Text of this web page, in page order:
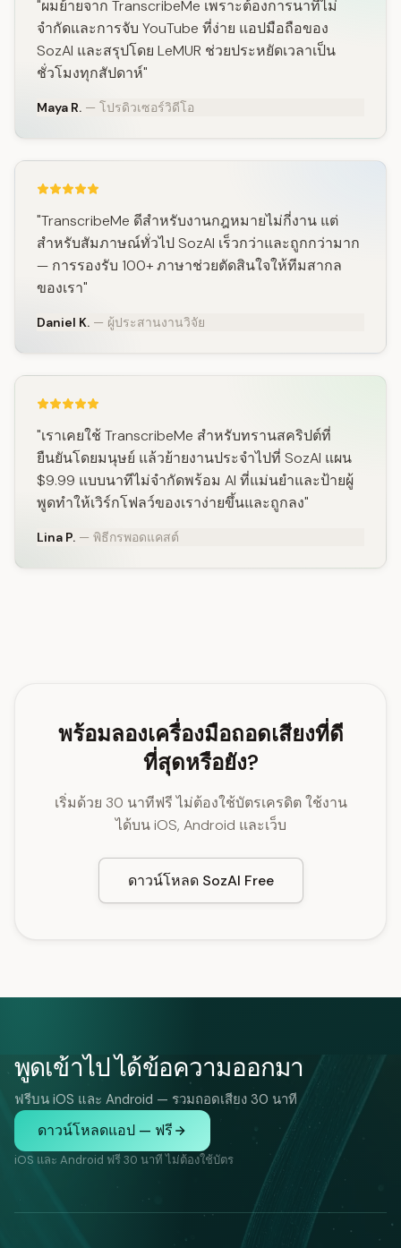
"ผมย้ายจาก TranscribeMe เพราะต้องการนาทีไม่
จำกัดและการจับ YouTube ที่ง่าย แอปมือถือของ
SozAI และสรุปโดย LeMUR ช่วยประหยัดเวลาเป็น
ชั่วโมงทุกสัปดาห์"
Maya R. — โปรดิวเซอร์วิดีโอ
"TranscribeMe ดีสำหรับงานกฎหมายไม่กี่งาน แต่
สำหรับสัมภาษณ์ทั่วไป SozAI เร็วกว่าและถูกกว่ามาก
— การรองรับ 100+ ภาษาช่วยตัดสินใจให้ทีมสากล
ของเรา"
Daniel K. — ผู้ประสานงานวิจัย
"เราเคยใช้ TranscribeMe สำหรับทรานสคริปต์ที่
ยืนยันโดยมนุษย์ แล้วย้ายงานประจำไปที่ SozAI แผน
$9.99 แบบนาทีไม่จำกัดพร้อม AI ที่แม่นยำและป้ายผู้
พูดทำให้เวิร์กโฟลว์ของเราง่ายขึ้นและถูกลง"
Lina P. — พิธีกรพอดแคสต์
พร้อมลองเครื่องมือถอดเสียงที่ดี
ที่สุดหรือยัง?
เริ่มด้วย 30 นาทีฟรี ไม่ต้องใช้บัตรเครดิต ใช้งาน
ได้บน iOS, Android และเว็บ
ดาวน์โหลด SozAI Free
พูดเข้าไป ได้ข้อความออกมา
ฟรีบน iOS และ Android — รวมถอดเสียง 30 นาที
ดาวน์โหลดแอป — ฟรี
iOS และ Android ฟรี 30 นาที ไม่ต้องใช้บัตร